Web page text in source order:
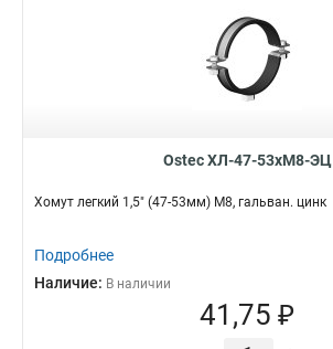
Ostec ХЛ-47-53хМ8-ЭЦ
Хомут легкий 1,5" (47-53мм) М8, гальван. цинк
Подробнее
Наличие: В наличии
41,75 ₽